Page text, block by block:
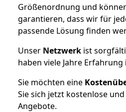
Größenordnung und
garantieren, dass wir für
passende Lösung finden
Unser Netzwerk ist
haben viele Jahre
Sie möchten eine
Sie sich jetzt kostenlose
Angebote.